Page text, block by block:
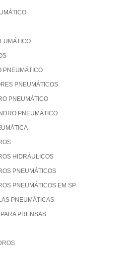
PNEUMÁTICO
PNEUMÁTICOS
PNEUMÁTICO
PNEUMÁTICO
HIDRÁULICOS
PNEUMÁTICOS
PNEUMÁTICOS EM SP
PNEUMÁTICAS
PRENSAS